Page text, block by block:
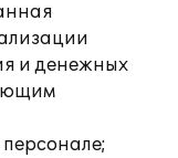
и денежных